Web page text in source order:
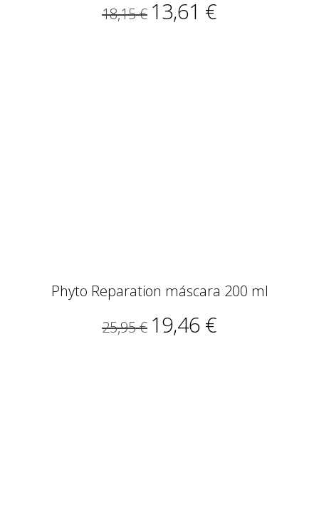
18,15 € 13,61 €
Phyto Reparation máscara 200 ml
25,95 € 19,46 €